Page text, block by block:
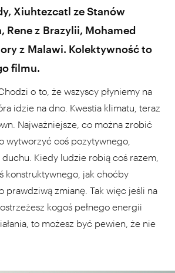
Xiuhtezcatl ze Stanów
Rene z Brazylii, Mohamed
z Malawi. Kolektywność to
filmu.
o to, że wszyscy płyniemy na
idzie na dno. Kwestia klimatu, teraz
Najważniejsze, co można zrobić
wytworzyć coś pozytywnego,
Kiedy ludzie robią coś razem,
konstruktywnego, jak choćby
prawdziwą zmianę. Tak więc jeśli na
kogoś pełnego energii
to możesz być pewien, że nie